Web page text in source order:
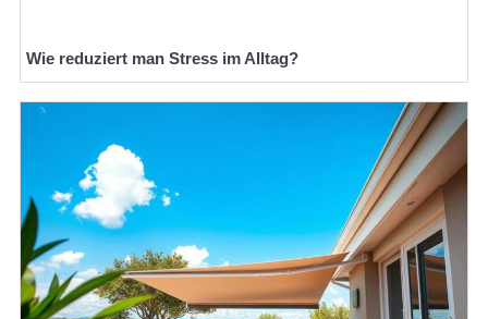
Wie reduziert man Stress im Alltag?